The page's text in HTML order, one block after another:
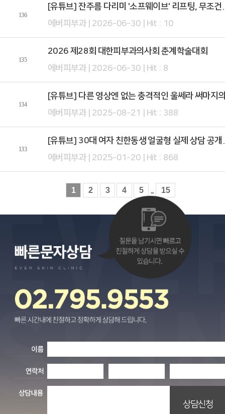
136
[유튜브] 잔주름 다리미 '소프웨이브' 리프팅, 무조건
에버피부과 | 2026-06-30 | Hit : 10
135
2026 제28회 대한피부과의사회 춘계학술대회
에버피부과 | 2026-06-30 | Hit : 8
134
[유튜브] 다른 영상엔 없는 충격적인 울쎄라 써마지
에버피부과 | 2025-08-21 | Hit : 388
133
[유튜브] 30대 여자 친한동생 얼굴형 실제 상담 공개
에버피부과 | 2025-01-20 | Hit : 868
1 2 3 4 5 ... 15